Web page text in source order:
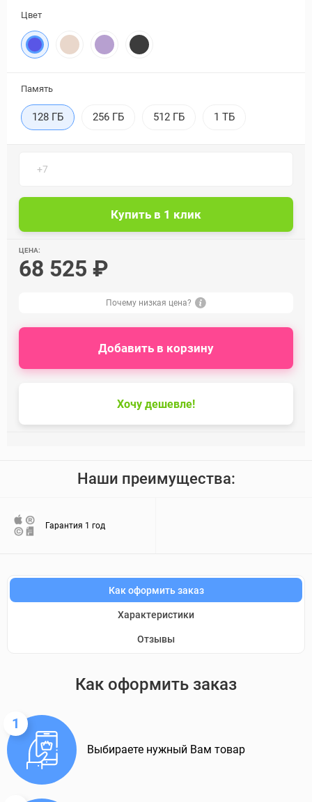
Цвет
Память
128 ГБ 256 ГБ 512 ГБ 1 ТБ
ЦЕНА:
68 525 ₽
Почему низкая цена?
Хочу дешевле!
Добавить в корзину
Наши преимущества:
Гарантия 1 год
Как оформить заказ
Характеристики
Отзывы
Как оформить заказ
1
Выбираете нужный Вам товар